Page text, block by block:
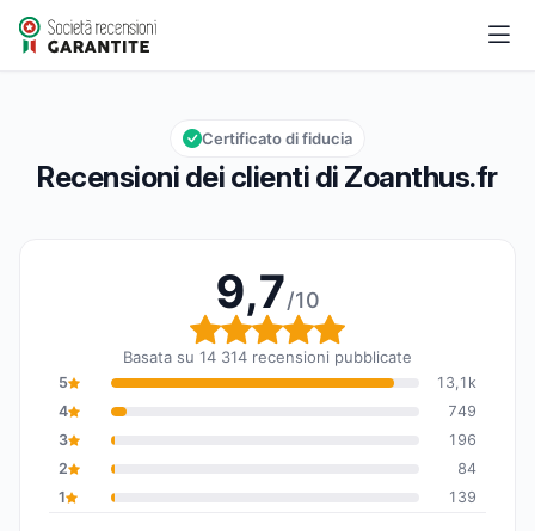
Zoanthus.fr
Valutazione globale: 9,7 su 10
9,7/10
Recensioni dei clienti di Zoanthus.fr
Certificato di fiducia
9,7/10
Valutazione globale:
Basata su 14 314 recensioni pubblicate
5
13,1k
4
749
3
196
2
84
1
139